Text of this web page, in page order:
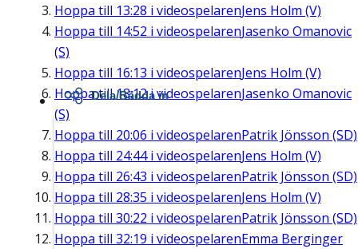
Hoppa till 13:28 i videospelarenJens Holm (V)
Hoppa till 14:52 i videospelarenJasenko Omanovic
(S)
Hoppa till 16:13 i videospelarenJens Holm (V)
Hoppa till18:12i videospelarenJasenko Omanovic
(S)
Hoppa till 20:06 i videospelarenPatrik Jönsson (SD)
Hoppa till 24:44i videospelarenJens Holm (V)
Hoppa till 26:43 i videospelarenPatrik Jönsson (SD)
Hoppa till 28:35 i videospelarenJens Holm (V)
Hoppa till 30:22 i videospelarenPatrik Jönsson (SD)
Hoppa till 32:19 i videospelarenEmma Berginger
Dela/Bädda in